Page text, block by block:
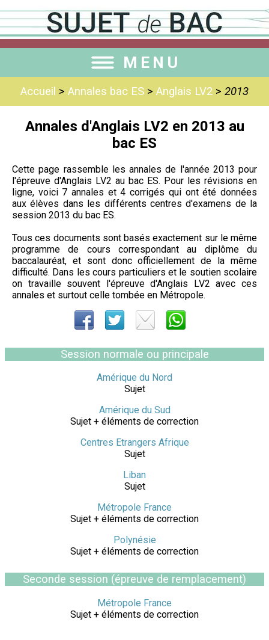
MENU
Accueil > Annales bac ES > Anglais LV2 > 2013
Annales d'Anglais LV2 en 2013 au
bac ES
Cette page rassemble les annales de l'année 2013 pour
l'épreuve d'Anglais LV2 au bac ES. Pour les révisions en
ligne, voici 7 annales et 4 corrigés qui ont été données
aux élèves dans les différents centres d'examens de la
session 2013 du bac ES.
Tous ces documents sont basés exactement sur le même
programme de cours correspondant au diplôme du
baccalauréat, et sont donc officiellement de la même
difficulté. Dans les cours particuliers et le soutien scolaire
on travaille souvent l'épreuve d'Anglais LV2 avec ces
annales et surtout celle tombée en Métropole.
Session normale ou principale
Amérique du Nord
Sujet
Amérique du Sud
Sujet + éléments de correction
Centres Etrangers Afrique
Sujet
Liban
Sujet
Métropole France
Sujet + éléments de correction
Polynésie
Sujet + éléments de correction
Seconde session (épreuve de remplacement)
Métropole France
Sujet + éléments de correction